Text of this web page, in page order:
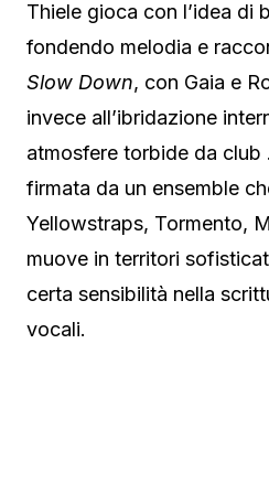
Thiele gioca con l’idea di
fondendo melodia e
Slow Down, con Gaia e
invece all’ibridazione
atmosfere torbide da club
firmata da un ensemble
Yellowstraps, Tormento,
muove in territori
certa sensibilità nella
vocali.